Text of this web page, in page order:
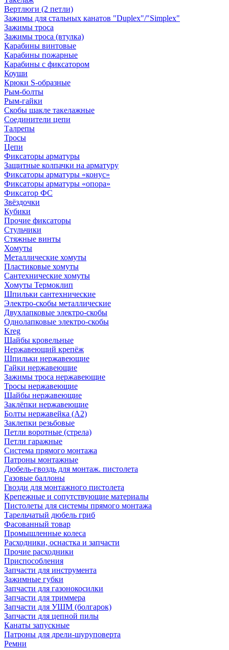
Вертлюги (2 петли)
Зажимы для стальных канатов "Duplex"/"Simplex"
Зажимы троса
Зажимы троса (втулка)
Карабины винтовые
Карабины пожарные
Карабины с фиксатором
Коуши
Крюки S-образные
Рым-болты
Рым-гайки
Скобы шакле такелажные
Соединители цепи
Талрепы
Тросы
Цепи
Фиксаторы арматуры
Защитные колпачки на арматуру
Фиксаторы арматуры «конус»
Фиксаторы арматуры «опора»
Фиксатор ФС
Звёздочки
Кубики
Прочие фиксаторы
Стульчики
Стяжные винты
Хомуты
Металлические хомуты
Пластиковые хомуты
Сантехнические хомуты
Хомуты Термоклип
Шпильки сантехнические
Электро-скобы металлические
Двухлапковые электро-скобы
Однолапковые электро-скобы
Kreg
Шайбы кровельные
Нержавеющий крепёж
Шпильки нержавеющие
Гайки нержавеющие
Зажимы троса нержавеющие
Тросы нержавеющие
Шайбы нержавеющие
Заклёпки нержавеющие
Болты нержавейка (А2)
Заклепки резьбовые
Петли воротные (стрела)
Петли гаражные
Система прямого монтажа
Патроны монтажные
Дюбель-гвоздь для монтаж. пистолета
Газовые баллоны
Гвозди для монтажного пистолета
Крепежные и сопутствующие материалы
Пистолеты для системы прямого монтажа
Тарельчатый дюбель гриб
Фасованный товар
Промышленные колеса
Расходники, оснастка и запчасти
Прочие расходники
Приспособления
Запчасти для инструмента
Зажимные губки
Запчасти для газонокосилки
Запчасти для триммера
Запчасти для УШМ (болгарок)
Запчасти для цепной пилы
Канаты запускные
Патроны для дрели-шуруповерта
Ремни